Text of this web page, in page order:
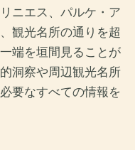
ニエス、パルケ・ア
観光名所の通りを超
端を垣間見ることが
洞察や周辺観光名所
要なすべての情報を